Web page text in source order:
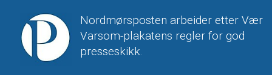
Nordmørsposten arbeider etter Vær
Varsom-plakatens regler for god
presseskikk.